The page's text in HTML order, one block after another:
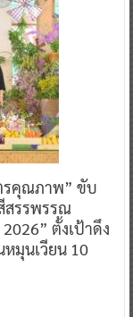
รคุณภาพ” ขับ
สรรพรรณ
ตั้งเป้าดึง
หมุนเวียน 10